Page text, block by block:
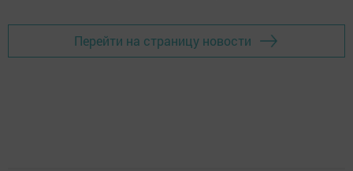
Перейти на страницу новости